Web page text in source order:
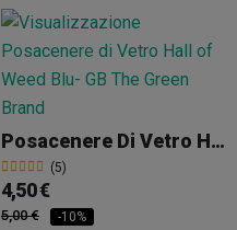
Posacenere Di Vetro Hall Of Weed Blu
(5)
4,50 €
5,00 € -10%